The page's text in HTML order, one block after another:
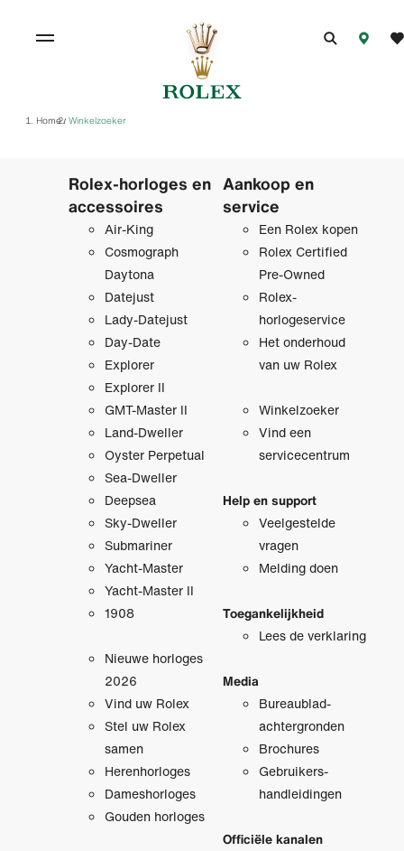
Home/ Winkelzoeker
Rolex-horloges en
accessoires
Air-King
Cosmograph
Daytona
Datejust
Lady-Datejust
Day-Date
Explorer
Explorer II
GMT-Master II
Land-Dweller
Oyster Perpetual
Sea-Dweller
Deepsea
Sky-Dweller
Submariner
Yacht-Master
Yacht-Master II
1908
Nieuwe horloges
2026
Vind uw Rolex
Stel uw Rolex
samen
Herenhorloges
Dameshorloges
Gouden horloges
Aankoop en
service
Een Rolex kopen
Rolex Certified
Pre‑Owned
Rolex-
horlogeservice
Het onderhoud
van uw Rolex
Winkelzoeker
Vind een
servicecentrum
Help en support
Veelgestelde
vragen
Melding doen
Toegankelijkheid
Lees de verklaring
Media
Bureaublad­
achtergronden
Brochures
Gebruikers­
handleidingen
Officiële kanalen